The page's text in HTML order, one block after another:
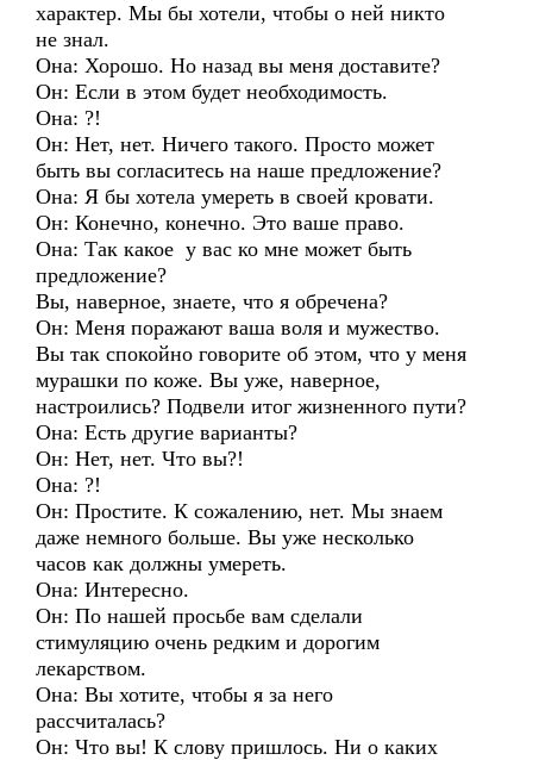
характер. Мы бы хотели, чтобы о ней никто
не знал.
Она: Хорошо. Но назад вы меня доставите?
Он: Если в этом будет необходимость.
Она: ?!
Он: Нет, нет. Ничего такого. Просто может
быть вы согласитесь на наше предложение?
Она: Я бы хотела умереть в своей кровати.
Он: Конечно, конечно. Это ваше право.
Она: Так какое у вас ко мне может быть
предложение?
Вы, наверное, знаете, что я обречена?
Он: Меня поражают ваша воля и мужество.
Вы так спокойно говорите об этом, что у меня
мурашки по коже. Вы уже, наверное,
настроились? Подвели итог жизненного пути?
Она: Есть другие варианты?
Он: Нет, нет. Что вы?!
Она: ?!
Он: Простите. К сожалению, нет. Мы знаем
даже немного больше. Вы уже несколько
часов как должны умереть.
Она: Интересно.
Он: По нашей просьбе вам сделали
стимуляцию очень редким и дорогим
лекарством.
Она: Вы хотите, чтобы я за него
рассчиталась?
Он: Что вы! К слову пришлось. Ни о каких